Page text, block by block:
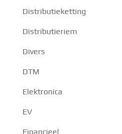
Distributieketting
Distributieriem
Divers
DTM
Elektronica
EV
Financieel